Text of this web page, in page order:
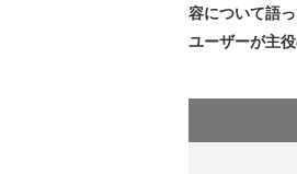
容について語
ユーザーが主